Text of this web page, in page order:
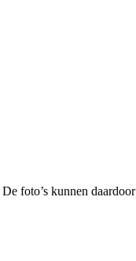
foto’s kunnen daardoor